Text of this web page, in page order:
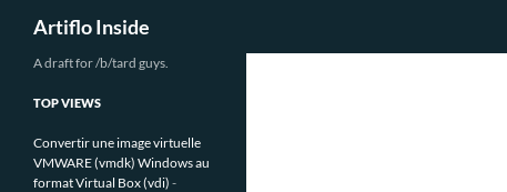
Aller
Artiflo Inside
A draft for /b/tard guys.
TOP VIEWS
Convertir une image virtuelle
VMWARE (vmdk) Windows au
format Virtual Box (vdi) -